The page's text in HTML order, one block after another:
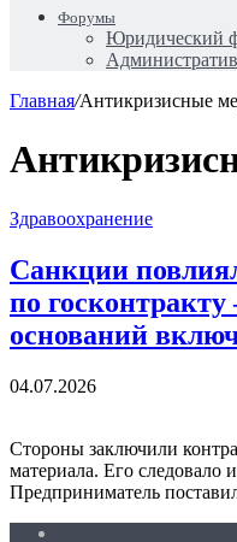
Форумы
Юридический
Главная/Антикризисные
Здравоохранение
Санкции
по
оснований
04.07.2026
Стороны заключили
материала. Его следовало
Предприниматель